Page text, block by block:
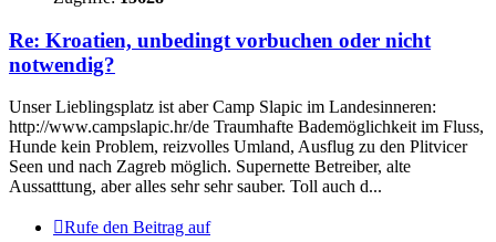
Re: Kroatien, unbedingt vorbuchen oder nicht
notwendig?
Unser Lieblingsplatz ist aber Camp Slapic im Landesinneren:
http://www.campslapic.hr/de Traumhafte Bademöglichkeit im Fluss,
Hunde kein Problem, reizvolles Umland, Ausflug zu den Plitvicer
Seen und nach Zagreb möglich. Supernette Betreiber, alte
Aussatttung, aber alles sehr sehr sauber. Toll auch d...
Rufe den Beitrag auf